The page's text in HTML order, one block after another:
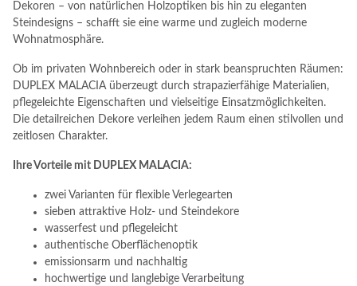
Dekoren – von natürlichen Holzoptiken bis hin zu eleganten
Steindesigns – schafft sie eine warme und zugleich moderne
Wohnatmosphäre.
Ob im privaten Wohnbereich oder in stark beanspruchten Räumen:
DUPLEX MALACIA überzeugt durch strapazierfähige Materialien,
pflegeleichte Eigenschaften und vielseitige Einsatzmöglichkeiten.
Die detailreichen Dekore verleihen jedem Raum einen stilvollen und
zeitlosen Charakter.
Ihre Vorteile mit DUPLEX MALACIA:
zwei Varianten für flexible Verlegearten
sieben attraktive Holz- und Steindekore
wasserfest und pflegeleicht
authentische Oberflächenoptik
emissionsarm und nachhaltig
hochwertige und langlebige Verarbeitung